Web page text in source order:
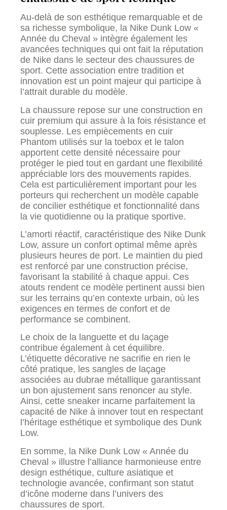
Au-delà de son esthétique remarquable et de
sa richesse symbolique, la Nike Dunk Low «
Année du Cheval » intègre également les
avancées techniques qui ont fait la réputation
de Nike dans le secteur des chaussures de
sport. Cette association entre tradition et
innovation est un point majeur qui participe à
l’attrait durable du modèle.
La chaussure repose sur une construction en
cuir premium qui assure à la fois résistance et
souplesse. Les empiècements en cuir
Phantom utilisés sur la toebox et le talon
apportent cette densité nécessaire pour
protéger le pied tout en gardant une flexibilité
appréciable lors des mouvements rapides.
Cela est particulièrement important pour les
porteurs qui recherchent un modèle capable
de concilier esthétique et fonctionnalité dans
la vie quotidienne ou la pratique sportive.
L’amorti réactif, caractéristique des Nike Dunk
Low, assure un confort optimal même après
plusieurs heures de port. Le maintien du pied
est renforcé par une construction précise,
favorisant la stabilité à chaque appui. Ces
atouts rendent ce modèle pertinent aussi bien
sur les terrains qu’en contexte urbain, où les
exigences en termes de confort et de
performance se combinent.
Le choix de la languette et du laçage
contribue également à cet équilibre.
L’étiquette décorative ne sacrifie en rien le
côté pratique, les sangles de laçage
associées au dubrae métallique garantissant
un bon ajustement sans renoncer au style.
Ainsi, cette sneaker incarne parfaitement la
capacité de Nike à innover tout en respectant
l’héritage esthétique et symbolique des Dunk
Low.
En somme, la Nike Dunk Low « Année du
Cheval » illustre l’alliance harmonieuse entre
design esthétique, culture asiatique et
technologie avancée, confirmant son statut
d’icône moderne dans l’univers des
chaussures de sport.